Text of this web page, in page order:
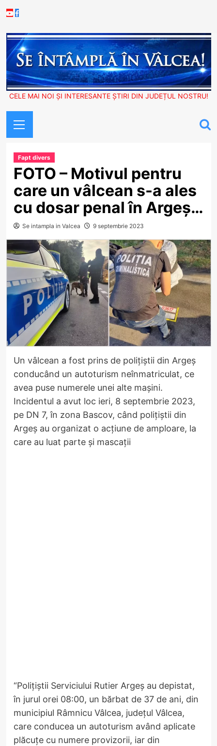
to
Youtube
Facebook
CELE MAI NOI ȘI INTERESANTE ȘTIRI DIN JUDEȚUL NOSTRU!
Menu
Fapt divers
FOTO – Motivul pentru
care un vâlcean s-a ales
cu dosar penal în Argeș…
Se intampla in Valcea 9 septembrie 2023
Un vâlcean a fost prins de polițiștii din Argeș
conducând un autoturism neînmatriculat, ce
avea puse numerele unei alte mașini.
Incidentul a avut loc ieri, 8 septembrie 2023,
pe DN 7, în zona Bascov, când polițiștii din
Argeș au organizat o acțiune de amploare, la
care au luat parte și mascații
“Polițiștii Serviciului Rutier Argeș au depistat,
în jurul orei 08:00, un bărbat de 37 de ani, din
municipiul Râmnicu Vâlcea, județul Vâlcea,
care conducea un autoturism având aplicate
plăcuțe cu numere provizorii, iar din